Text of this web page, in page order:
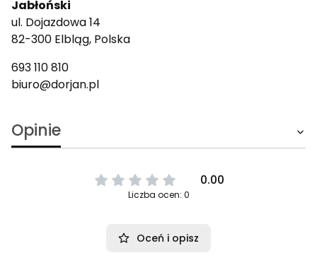
Jabłoński
ul. Dojazdowa 14
82-300 Elbląg, Polska
693 110 810
biuro@dorjan.pl
Opinie
0.00
Liczba ocen: 0
Oceń i opisz